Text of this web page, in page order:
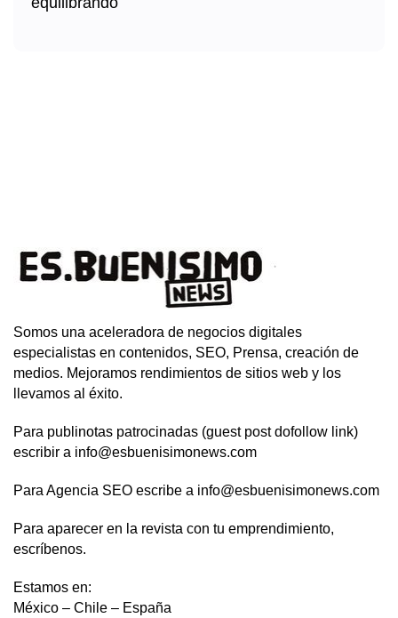
Somos una aceleradora de negocios digitales
especialistas en contenidos, SEO, Prensa, creación de
medios. Mejoramos rendimientos de sitios web y los
llevamos al éxito.
Para publinotas patrocinadas (guest post dofollow link)
escribir a info@esbuenisimonews.com
Para Agencia SEO escribe a info@esbuenisimonews.com
Para aparecer en la revista con tu emprendimiento,
escríbenos.
Estamos en:
México – Chile – España